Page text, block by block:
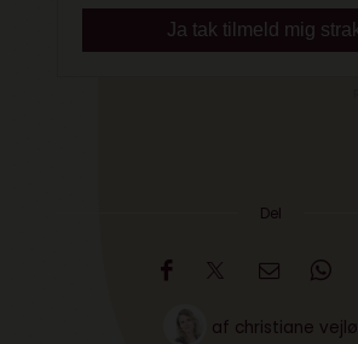
Del
af christiane vejlø